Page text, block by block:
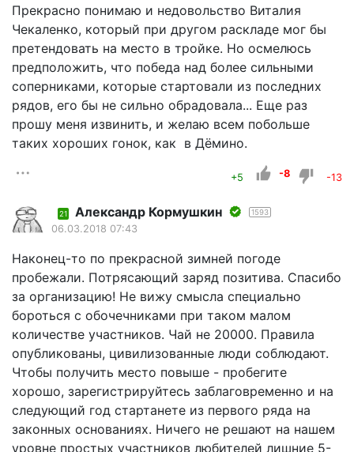
Прекрасно понимаю и недовольство Виталия
Чекаленко, который при другом раскладе мог бы
претендовать на место в тройке. Но осмелюсь
предположить, что победа над более сильными
соперниками, которые стартовали из последних
рядов, его бы не сильно обрадовала... Еще раз
прошу меня извинить, и желаю всем побольше
таких хороших гонок, как в Дёмино.
+5 -8 -13
21 Александр Кормушкин 1593
06.03.2018 07:43
Наконец-то по прекрасной зимней погоде
пробежали. Потрясающий заряд позитива. Спасибо
за организацию! Не вижу смысла специально
бороться с обочечниками при таком малом
количестве участников. Чай не 20000. Правила
опубликованы, цивилизованные люди соблюдают.
Чтобы получить место повыше - пробегите
хорошо, зарегистрируйтесь заблаговременно и на
следующий год стартанете из первого ряда на
законных основаниях. Ничего не решают на нашем
уровне простых участников любителей лишние 5-